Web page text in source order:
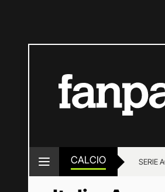
CALCIO SERIE A